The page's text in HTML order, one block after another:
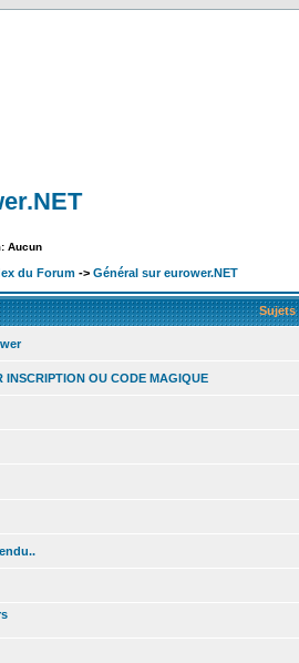
Aucun
du Forum -> Général sur eurower.NET
Sujets
INSCRIPTION OU CODE MAGIQUE